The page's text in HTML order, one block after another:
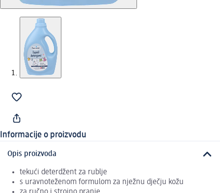
Informacije o proizvodu
Opis proizvoda
tekući deterdžent za rublje
s uravnoteženom formulom za nježnu dječju kožu